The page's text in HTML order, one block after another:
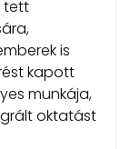
tett
is
kapott
munkája,
oktatást